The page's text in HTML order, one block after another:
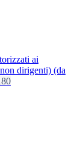
ai
dirigenti) (da